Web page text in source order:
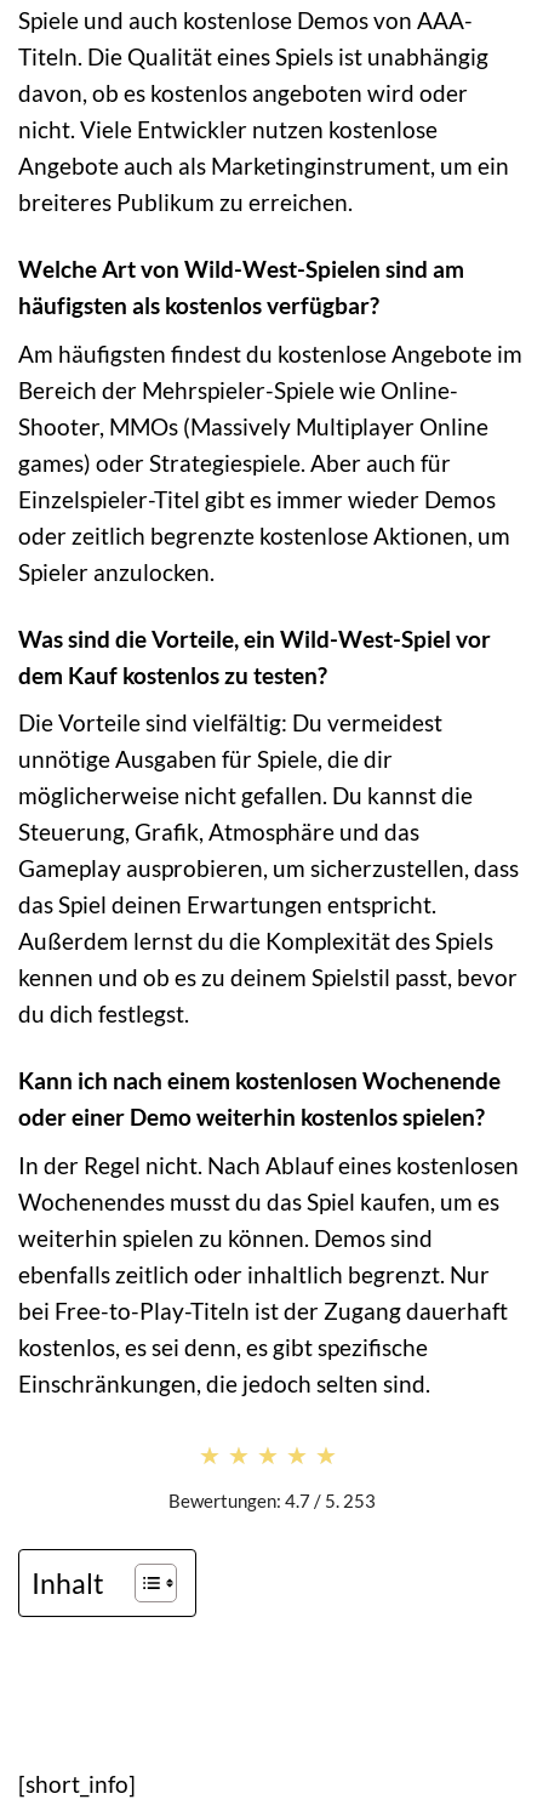
Spiele und auch kostenlose Demos von AAA-
Titeln. Die Qualität eines Spiels ist unabhängig
davon, ob es kostenlos angeboten wird oder
nicht. Viele Entwickler nutzen kostenlose
Angebote auch als Marketinginstrument, um ein
breiteres Publikum zu erreichen.
Welche Art von Wild-West-Spielen sind am
häufigsten als kostenlos verfügbar?
Am häufigsten findest du kostenlose Angebote im
Bereich der Mehrspieler-Spiele wie Online-
Shooter, MMOs (Massively Multiplayer Online
games) oder Strategiespiele. Aber auch für
Einzelspieler-Titel gibt es immer wieder Demos
oder zeitlich begrenzte kostenlose Aktionen, um
Spieler anzulocken.
Was sind die Vorteile, ein Wild-West-Spiel vor
dem Kauf kostenlos zu testen?
Die Vorteile sind vielfältig: Du vermeidest
unnötige Ausgaben für Spiele, die dir
möglicherweise nicht gefallen. Du kannst die
Steuerung, Grafik, Atmosphäre und das
Gameplay ausprobieren, um sicherzustellen, dass
das Spiel deinen Erwartungen entspricht.
Außerdem lernst du die Komplexität des Spiels
kennen und ob es zu deinem Spielstil passt, bevor
du dich festlegst.
Kann ich nach einem kostenlosen Wochenende
oder einer Demo weiterhin kostenlos spielen?
In der Regel nicht. Nach Ablauf eines kostenlosen
Wochenendes musst du das Spiel kaufen, um es
weiterhin spielen zu können. Demos sind
ebenfalls zeitlich oder inhaltlich begrenzt. Nur
bei Free-to-Play-Titeln ist der Zugang dauerhaft
kostenlos, es sei denn, es gibt spezifische
Einschränkungen, die jedoch selten sind.
★★★★★
★★★★★
Bewertungen: 4.7 / 5. 253
Inhalt
[short_info]